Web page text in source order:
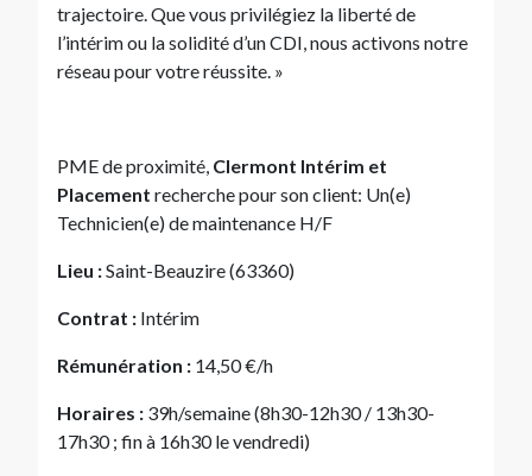
trajectoire. Que vous privilégiez la liberté de
l’intérim ou la solidité d’un CDI, nous activons notre
réseau pour votre réussite. »
PME de proximité, Clermont Intérim et
Placement recherche pour son client: Un(e)
Technicien(e) de maintenance H/F
Lieu :Saint-Beauzire (63360)
Contrat : Intérim
Rémunération : 14,50 €/h
Horaires : 39h/semaine (8h30-12h30 / 13h30-
17h30 ; fin à 16h30 le vendredi)